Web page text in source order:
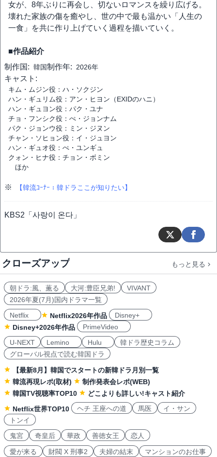
女が、8年ぶりに再会し、切ないロマンスを繰り広げる。
壊れた家族の傷を癒やし、世の中で最も温かい「人生の
一食」を共に作り上げていく過程を描いていく。
■作品紹介
制作国: 韓国制作年: 2026年
キャスト:
キム・ムジン役：ハ・ソクジン
ハン・ギュリム役：アン・ヒヨン（EXIDのハニ）
ハン・ギュヨン役：パク・ユナ
チョ・フンシク役：ぺ・ジョンナム
パク・ジョンウ役：ミン・ジヌン
チャン・ソヒョン役：イ・ジュヨン
ハン・ギュオ役：ぺ・ユンギュ
クォン・ヒナ役：チョン・ボミン
ほか
※ 【韓流ｺｰﾅｰ：韓ドラここが知りたい】
KBS2「사랑이 온다」
クローズアップ もっと見る
朝ドラ:風、薫る 大河:豊臣兄弟!
VIVANT
2026年夏(7月)国内ドラマ一覧
Netflix
Netflix2026年作品
Disney+
Disney+2026年作品
PrimeVideo
U-NEXT
Lemino Hulu
韓ドラ歴史コラム
グローバル視点で読む韓国ドラ
【最新8月】韓国でスタートの新韓ドラ月別一覧
韓流再現レポ(取材)
制作発表会レポ(WEB)
韓国TV視聴率TOP10
どこよりも詳しい!キャスト紹介
Netflix世界TOP10
ヘチ 王座への道 馬医
イ・サン
トンイ
鬼宮
奇皇后 華政 善徳女王 恋人
愛が来る 財閥 X 刑事2 夫婦の結末 マンションのお仕事